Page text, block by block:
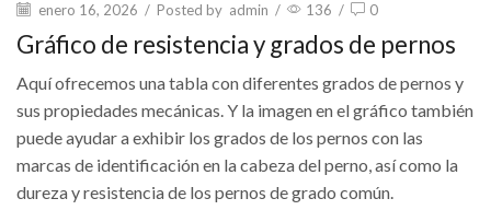
enero 16, 2026 / Posted by admin / 136 / 0
Gráfico de resistencia y grados de pernos
Aquí ofrecemos una tabla con diferentes grados de pernos y
sus propiedades mecánicas. Y la imagen en el gráfico también
puede ayudar a exhibir los grados de los pernos con las
marcas de identificación en la cabeza del perno, así como la
dureza y resistencia de los pernos de grado común.